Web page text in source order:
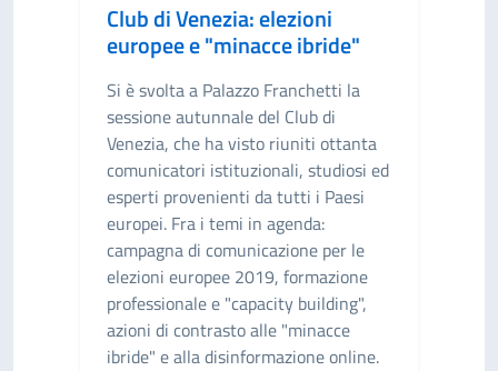
Club di Venezia: elezioni
europee e "minacce ibride"
Si è svolta a Palazzo Franchetti la
sessione autunnale del Club di
Venezia, che ha visto riuniti ottanta
comunicatori istituzionali, studiosi ed
esperti provenienti da tutti i Paesi
europei. Fra i temi in agenda:
campagna di comunicazione per le
elezioni europee 2019, formazione
professionale e "capacity building",
azioni di contrasto alle "minacce
ibride" e alla disinformazione online.